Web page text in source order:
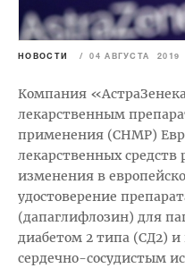
НОВОСТИ / 04 АВГУСТА 2019
Компания
лекарственным
применения (CHMP)
лекарственных средств
изменения в
удостоверение
(дапаглифлозин) для
диабетом 2 типа (СД2)
сердечно-сосудистым